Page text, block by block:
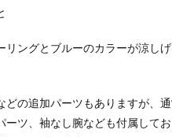
リングとブルーのカラーが涼し
どの追加パーツもありますが、
ーツ、袖なし腕なども付属して